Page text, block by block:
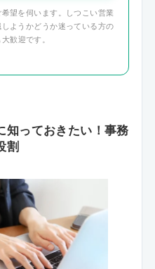
望を伺います。しつこい営業
ようかどうか迷っている方の
歓迎です。
知っておきたい！事務
割